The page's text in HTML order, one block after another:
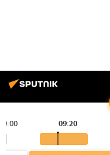
09:20